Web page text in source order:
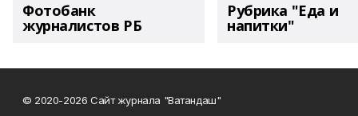
Фотобанк
журналистов РБ
Рубрика "Еда и
напитки"
© 2020-2026 Сайт журнала "Ватандаш"